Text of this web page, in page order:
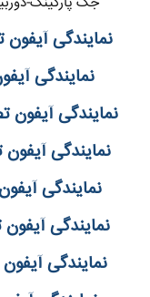
نمایندگی
نمایندگی
نمایندگی آیفون
نمایندگی
نمایندگی
نمایندگی
نمایندگی